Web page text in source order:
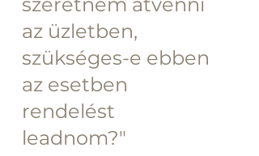
utalásra vagy kiszállításkor készpénzben
történő fizetésre. Ebben az esetben
az üzletben,
szükséges-e ebben
az esetben
rendelést
leadnom?"